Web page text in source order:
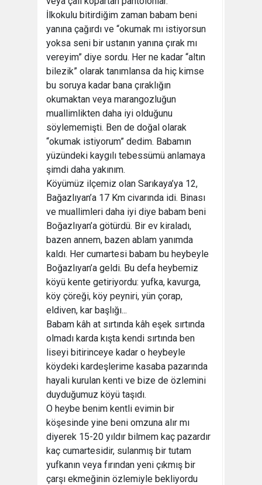
İlkokulu bitirdiğim zaman babam beni
yanına çağırdı ve “okumak mı istiyorsun
yoksa seni bir ustanın yanına çırak mı
vereyim” diye sordu. Her ne kadar “altın
bilezik” olarak tanımlansa da hiç kimse
bu soruya kadar bana çıraklığın
okumaktan veya marangozluğun
muallimlikten daha iyi olduğunu
söylememişti. Ben de doğal olarak
“okumak istiyorum” dedim. Babamın
yüzündeki kaygılı tebessümü anlamaya
şimdi daha yakınım.
Köyümüz ilçemiz olan Sarıkaya’ya 12,
Bağazlıyan’a 17 Km civarında idi. Binası
ve muallimleri daha iyi diye babam beni
Boğazlıyan’a götürdü. Bir ev kiraladı,
bazen annem, bazen ablam yanımda
kaldı. Her cumartesi babam bu heybeyle
Boğazlıyan’a geldi. Bu defa heybemiz
köyü kente getiriyordu: yufka, kavurga,
köy çöreği, köy peyniri, yün çorap,
eldiven, kar başlığı...
Babam kâh at sırtında kâh eşek sırtında
olmadı karda kışta kendi sırtında ben
liseyi bitirinceye kadar o heybeyle
köydeki kardeşlerime kasaba pazarında
hayali kurulan kenti ve bize de özlemini
duyduğumuz köyü taşıdı.
O heybe benim kentli evimin bir
köşesinde yine beni omzuna alır mı
diyerek 15-20 yıldır bilmem kaç pazardır
kaç cumartesidir, sulanmış bir tutam
yufkanın veya fırından yeni çıkmış bir
çarşı ekmeğinin özlemiyle bekliyordu